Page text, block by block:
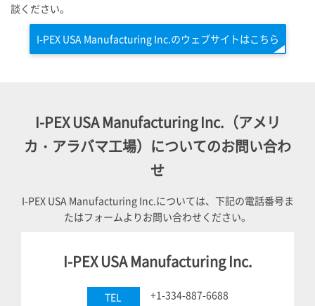
談ください。
I-PEXUSA Manufacturing Inc.のウェブサイトはこちら
I-PEXUSA Manufacturing Inc.（アメリ
カ・アラバマ工場）についてのお問い合わ
せ
I-PEXUSA Manufacturing Inc.については、下記の電話番号ま
たはフォームよりお問い合わせください。
I-PEXUSA Manufacturing Inc.
TEL +1-334-887-6688